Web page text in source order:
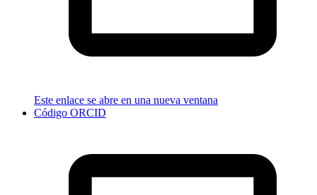
Este enlace se abre en una nueva ventana
Código ORCID